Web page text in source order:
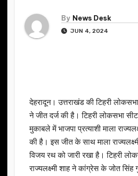
By News Desk
JUN 4, 2024
देहरादून। उत्तराखंड की टिहरी
ने जीत दर्ज की है। टिहरी लोकसभा
मुकाबले में भाजपा प्रत्याशी माला
की है। इस जीत के साथ माला
विजय रथ को जारी रखा है। टिहरी
राज्यलक्ष्मी शाह ने कांग्रेस के जोत सिंह